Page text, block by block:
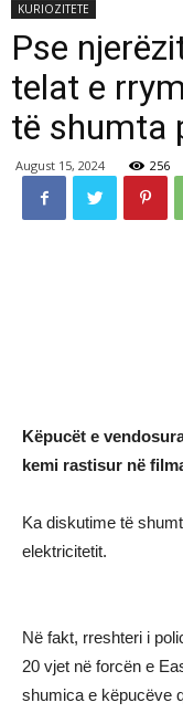
KURIOZITETE
Pse
telat e
të shumta
August 15, 2024 256
Këpucët e
kemi rastisur në
Ka diskutime të
elektricitetit.
Në fakt, rreshteri i
20 vjet në forcën e
shumica e këpucëve